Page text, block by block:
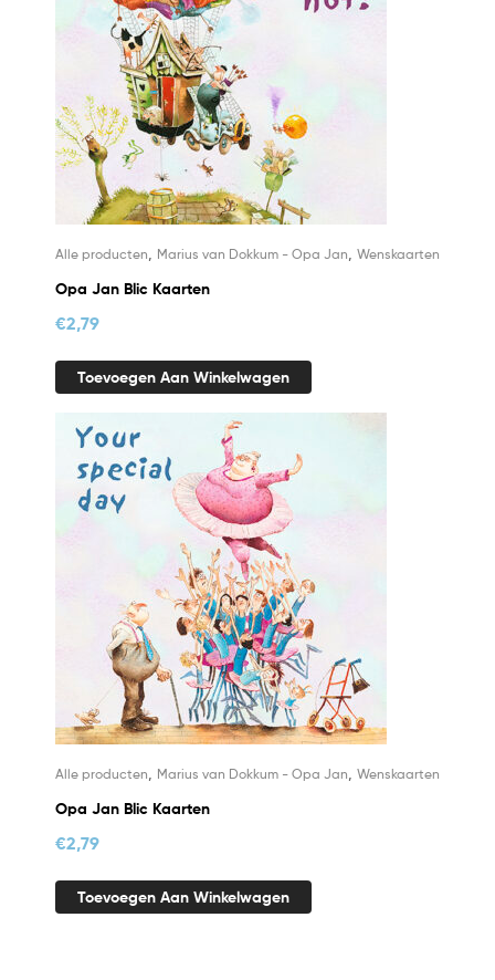
Alle producten Marius van Dokkum - Opa Jan Wenskaarten
Opa Jan Blic Kaarten
€2,79
Toevoegen Aan Winkelwagen
Alle producten Marius van Dokkum - Opa Jan Wenskaarten
Opa Jan Blic Kaarten
€2,79
Toevoegen Aan Winkelwagen